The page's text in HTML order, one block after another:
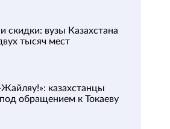
скидки: вузы Казахстана
тысяч мест
казахстанцы
обращением к Токаеву